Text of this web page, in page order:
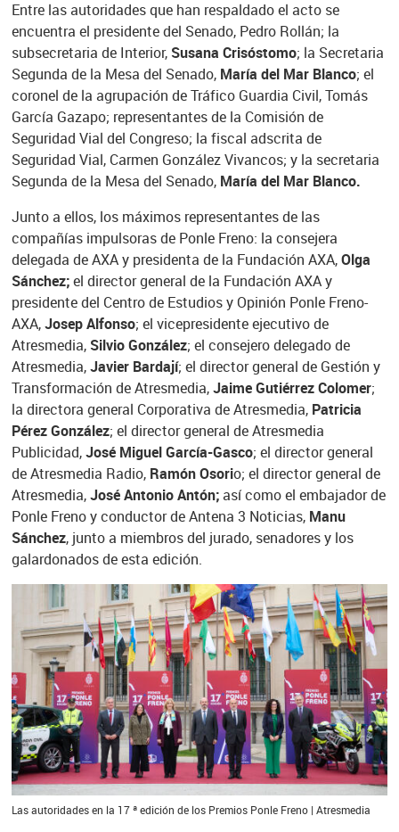
Entre las autoridades que han respaldado el acto se
encuentra el presidente del Senado, Pedro Rollán; la
subsecretaria de Interior, Susana Crisóstomo; la Secretaria
Segunda de la Mesa del Senado,María del Mar Blanco; el
coronel de la agrupación de Tráfico Guardia Civil, Tomás
García Gazapo; representantes de la Comisión de
Seguridad Vial del Congreso; la fiscal adscrita de
Seguridad Vial, Carmen González Vivancos; y la secretaria
Segunda de la Mesa del Senado, María del Mar Blanco.
Junto a ellos, los máximos representantes de las
compañías impulsoras de Ponle Freno: la consejera
delegada de AXA y presidenta de la Fundación AXA,Olga
Sánchez;el director general de la Fundación AXA y
presidente del Centro de Estudios y Opinión Ponle Freno-
AXA,Josep Alfonso; el vicepresidente ejecutivo de
Atresmedia, Silvio González; el consejero delegado de
Atresmedia,Javier Bardají; el director general de Gestión y
Transformación de Atresmedia,Jaime Gutiérrez Colomer;
la directora general Corporativa de Atresmedia,Patricia
Pérez González; el director general de Atresmedia
Publicidad,José Miguel García-Gasco; el director general
de Atresmedia Radio, Ramón Osorio; el director general de
Atresmedia,José Antonio Antón;así como el embajador de
Ponle Freno y conductor de Antena 3 Noticias, Manu
Sánchez, junto a miembros del jurado, senadores y los
galardonados de esta edición.
Las autoridades en la 17 ª edición de los Premios Ponle Freno | Atresmedia